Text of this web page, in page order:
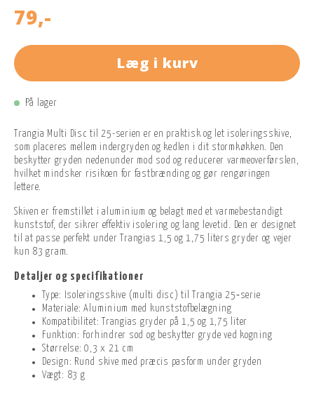
79,-
Læg i kurv
På lager
Trangia Multi Disc til 25-serien er en praktisk og let isoleringsskive,
som placeres mellem indergryden og kedlen i dit stormkøkken. Den
beskytter gryden nedenunder mod sod og reducerer varmeoverførslen,
hvilket mindsker risikoen for fastbrænding og gør rengøringen
lettere.
Skiven er fremstillet i aluminium og belagt med et varmebestandigt
kunststof, der sikrer effektiv isolering og lang levetid. Den er designet
til at passe perfekt under Trangias 1,5 og 1,75 liters gryder og vejer
kun 83 gram.
Detaljer og specifikationer
Type: Isoleringsskive (multi disc) til Trangia 25‑serie
Materiale: Aluminium med kunststofbelægning
Kompatibilitet: Trangias gryder på 1,5 og 1,75 liter
Funktion: Forhindrer sod og beskytter gryde ved kogning
Størrelse: 0,3 x 21 cm
Design: Rund skive med præcis pasform under gryden
Vægt: 83 g